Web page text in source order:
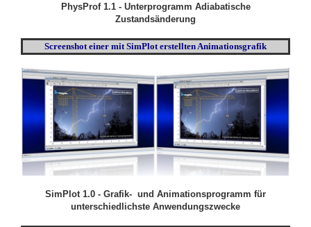
PhysProf 1.1 - Unterprogramm Adiabatische
Zustandsänderung
Screenshot einer mit SimPlot erstellten Animationsgrafik
SimPlot 1.0 - Grafik- und Animationsprogramm für
unterschiedlichste Anwendungszwecke